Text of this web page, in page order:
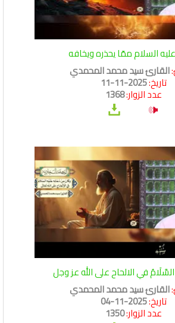
السلام ممّا يحذره ويخافه
القارئ سيد محمد المحمدي
تاريخ:2025-11-11
عدد الزوار:1368
في الالحاح على الله عز وجل
القارئ سيد محمد المحمدي
تاريخ:2025-11-04
عدد الزوار:1350